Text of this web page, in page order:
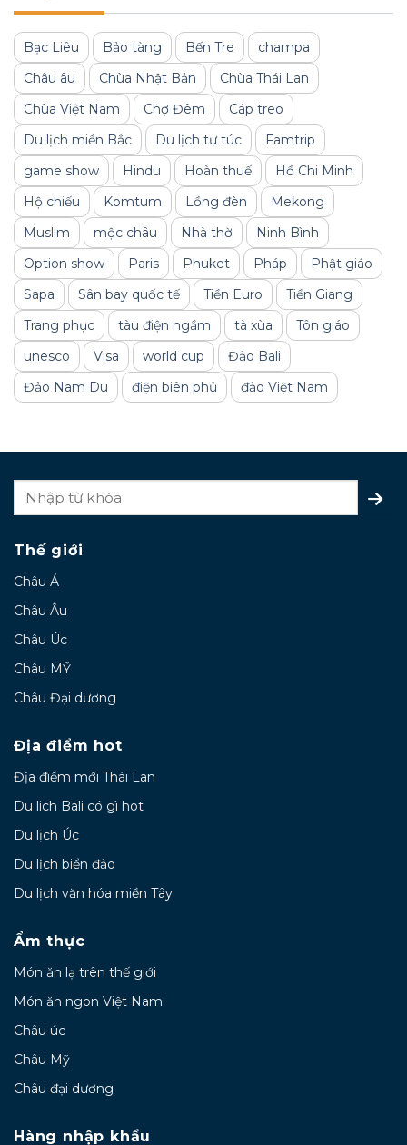
Bạc Liêu Bảo tàng Bến Tre
champa
Châu âu
Chùa Nhật Bản
Chùa Thái Lan
Chùa Việt Nam
Chợ Đêm
Cáp treo
Du lịch miền Bắc
Du lịch tự túc
Famtrip
game show
Hindu Hoàn thuế
Hồ Chi Minh
Hộ chiếu
Komtum Lồng đèn
Mekong
Muslim
mộc châu Nhà thờ
Ninh Bình
Option show
Paris Phuket Pháp
Phật giáo
Sapa
Sân bay quốc tế Tiền Euro
Tiền Giang
Trang phục
tàu điện ngầm tà xùa
Tôn giáo
unesco
Visa world cup
Đảo Bali
Đảo Nam Du
điện biên phủ đảo Việt Nam
Thế giới
Châu Á
Châu Âu
Châu Úc
Châu MỸ
Châu Đại dương
Địa điểm hot
Địa điểm mới Thái Lan
Du lich Bali có gì hot
Du lịch Úc
Du lịch biển đảo
Du lịch văn hóa miền Tây
Ẩm thực
Món ăn lạ trên thế giới
Món ăn ngon Việt Nam
Châu úc
Châu Mỹ
Châu đại dương
Hàng nhập khẩu